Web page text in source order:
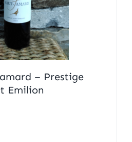
– Prestige
Emilion